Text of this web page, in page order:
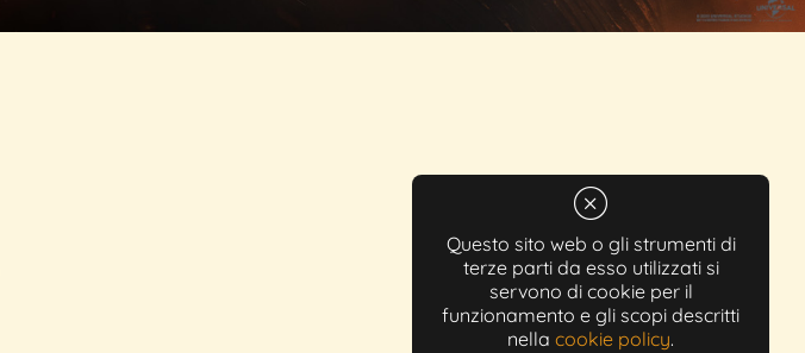
Questo sito web o gli strumenti di
terze parti da esso utilizzati si
servono di cookie per il
funzionamento e gli scopi descritti
nella cookie policy.